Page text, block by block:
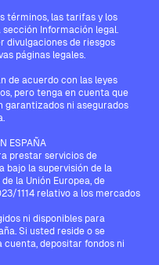
términos, las tarifas y los
Información legal.
divulgaciones de riesgos
páginas legales.
de acuerdo con las leyes
pero tenga en cuenta que
garantizados ni asegurados
ESPAÑA
prestar servicios de
bajo la supervisión de la
la Unión Europea, de
1114 relativo a los mercados
ni disponibles para
Si usted reside o se
cuenta, depositar fondos ni